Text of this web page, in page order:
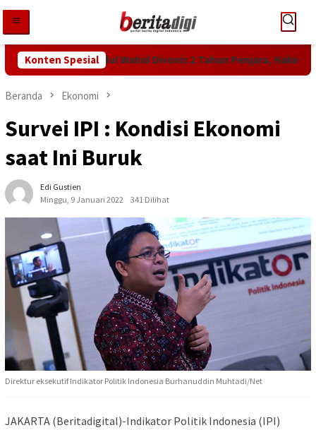
konten
Konten Spesial
KPK! Abdul Wahid Divonis 2 Tahun Penjara, Hakim
Beranda Ekonomi
Survei IPI : Kondisi Ekonomi
saat Ini Buruk
Edi Gustien
Minggu, 9 Januari 2022
341 Dilihat
Direktur eksekutif Indikator Politik Indonesia Burhanuddin Muhtadi/Net
JAKARTA (Beritadigital)-Indikator Politik Indonesia (IPI)